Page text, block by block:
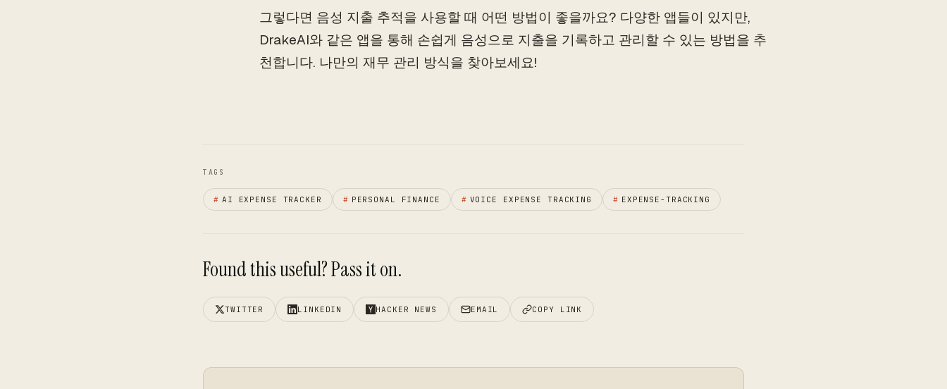
그렇다면 음성 지출 추적을 사용할 때 어떤 방법이 좋을까요? 다양한 앱들이 있지만,
DrakeAI와 같은 앱을 통해 손쉽게 음성으로 지출을 기록하고 관리할 수 있는 방법을 추
천합니다. 나만의 재무 관리 방식을 찾아보세요!
TAGS
# AI EXPENSE TRACKER # PERSONAL FINANCE # VOICE EXPENSE TRACKING # EXPENSE-TRACKING
Found this useful? Pass it on.
TWITTER LINKEDIN HACKER NEWS EMAIL COPY LINK